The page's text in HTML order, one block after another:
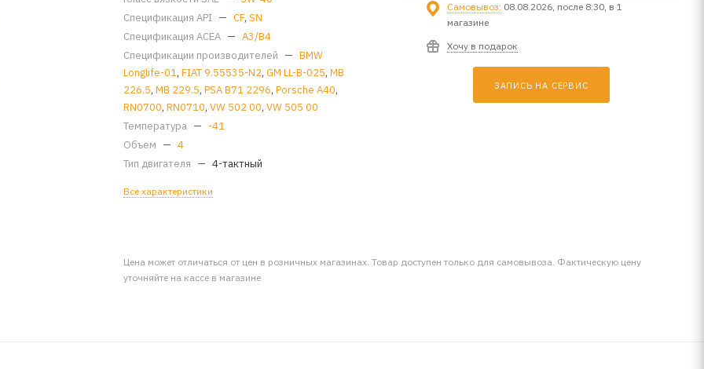
Спецификация API — CF,SN
Спецификация ACEA — A3/B4
Спецификации производителей — BMW
Longlife-01,FIAT 9.55535-N2,GM LL-B-025,MB
226.5,MB 229.5,PSA B71 2296,Porsche A40,
RN0700,RN0710,VW 502 00,VW 505 00
Температура — -41
Объем — 4
Тип двигателя — 4-тактный
Все характеристики
Самовывоз: 08.08.2026, после 8:30, в 1
магазине
Хочу в подарок
ЗАПИСЬ НА СЕРВИС
Цена может отличаться от цен в розничных магазинах. Товар доступен только для самовывоза. Фактическую цену
уточняйте на кассе в магазине